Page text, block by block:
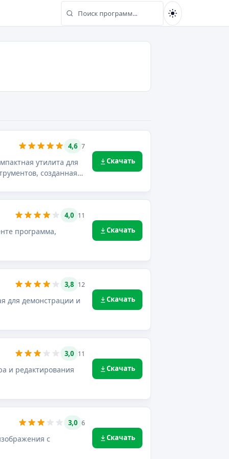
Найти
4,6 7
утилита для
созданная
Скачать
4,0 11
программа,
Скачать
3,8 12
для демонстрации и
Скачать
3,0 11
и редактирования
Скачать
3,0 6
с
Скачать